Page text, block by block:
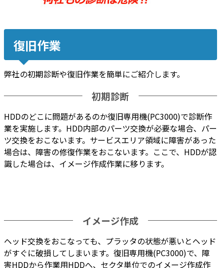
復旧作業
弊社の初期診断や復旧作業を簡単にご紹介します。
初期診断
HDDのどこに問題があるのか復旧専用機(PC3000)で診断作
業を実施します。HDD内部のパーツ交換が必要な場合、パー
ツ交換をおこないます。サービスエリア領域に障害があった
場合は、障害の修復作業をおこないます。ここで、HDDが認
識した場合は、イメージ作成作業に移ります。
イメージ作成
ヘッド交換をおこなっても、プラッタの状態が悪いとヘッド
がすぐに破損してしまいます。復旧専用機(PC3000)で、障
害HDDから作業用HDDへ、セクタ単位でのイメージ作成作